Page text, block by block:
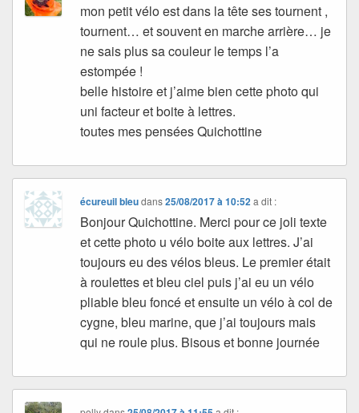
mon petit vélo est dans la tête ses tournent ,
tournent… et souvent en marche arrière… je
ne sais plus sa couleur le temps l’a
estompée !
belle histoire et j’aime bien cette photo qui
uni facteur et boite à lettres.
toutes mes pensées Quichottine
écureuil bleudans25/08/2017 à 10:52 a dit :
Bonjour Quichottine. Merci pour ce joli texte
et cette photo u vélo boite aux lettres. J’ai
toujours eu des vélos bleus. Le premier était
à roulettes et bleu ciel puis j’ai eu un vélo
pliable bleu foncé et ensuite un vélo à col de
cygne, bleu marine, que j’ai toujours mais
qui ne roule plus. Bisous et bonne journée